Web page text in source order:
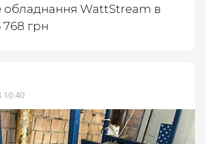
WattStream в
768 грн
10:40